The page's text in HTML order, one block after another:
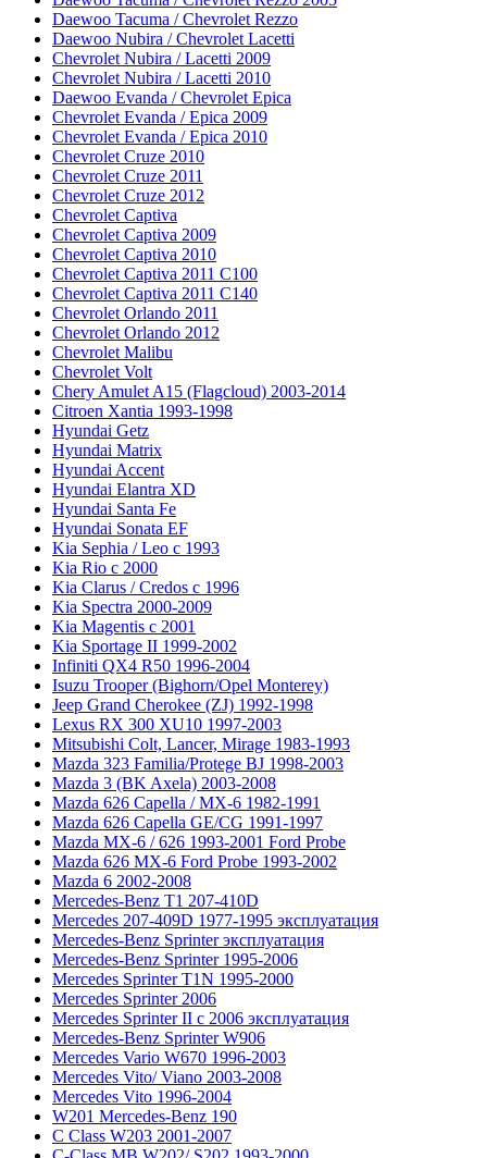
Daewoo Tacuma / Chevrolet Rezzo
Daewoo Nubira / Chevrolet Lacetti
Chevrolet Nubira / Lacetti 2009
Chevrolet Nubira / Lacetti 2010
Daewoo Evanda / Chevrolet Epica
Chevrolet Evanda / Epica 2009
Chevrolet Evanda / Epica 2010
Chevrolet Cruze 2010
Chevrolet Cruze 2011
Chevrolet Cruze 2012
Chevrolet Captiva
Chevrolet Captiva 2009
Chevrolet Captiva 2010
Chevrolet Captiva 2011 C100
Chevrolet Captiva 2011 C140
Chevrolet Orlando 2011
Chevrolet Orlando 2012
Chevrolet Malibu
Chevrolet Volt
Chery Amulet A15 (Flagcloud) 2003-2014
Citroen Xantia 1993-1998
Hyundai Getz
Hyundai Matrix
Hyundai Accent
Hyundai Elantra XD
Hyundai Santa Fe
Hyundai Sonata EF
Kia Sephia / Leo с 1993
Kia Rio с 2000
Kia Clarus / Credos с 1996
Kia Spectra 2000-2009
Kia Magentis с 2001
Kia Sportage II 1999-2002
Infiniti QX4 R50 1996-2004
Isuzu Trooper (Bighorn/Opel Monterey)
Jeep Grand Cherokee (ZJ) 1992-1998
Lexus RX 300 XU10 1997-2003
Mitsubishi Colt, Lancer, Mirage 1983-1993
Mazda 323 Familia/Protege BJ 1998-2003
Mazda 3 (BK Axela) 2003-2008
Mazda 626 Capella / MX-6 1982-1991
Mazda 626 Capella GE/CG 1991-1997
Mazda MX-6 / 626 1993-2001 Ford Probe
Mazda 626 MX-6 Ford Probe 1993-2002
Mazda 6 2002-2008
Mercedes-Benz T1 207-410D
Mercedes 207-409D 1977-1995 эксплуатация
Mercedes-Benz Sprinter эксплуатация
Mercedes-Benz Sprinter 1995-2006
Mercedes Sprinter T1N 1995-2000
Mercedes Sprinter 2006
Mercedes Sprinter II с 2006 эксплуатация
Mercedes-Benz Sprinter W906
Mercedes Vario W670 1996-2003
Mercedes Vito/ Viano 2003-2008
Mercedes Vito 1996-2004
W201 Mercedes-Benz 190
C Class W203 2001-2007